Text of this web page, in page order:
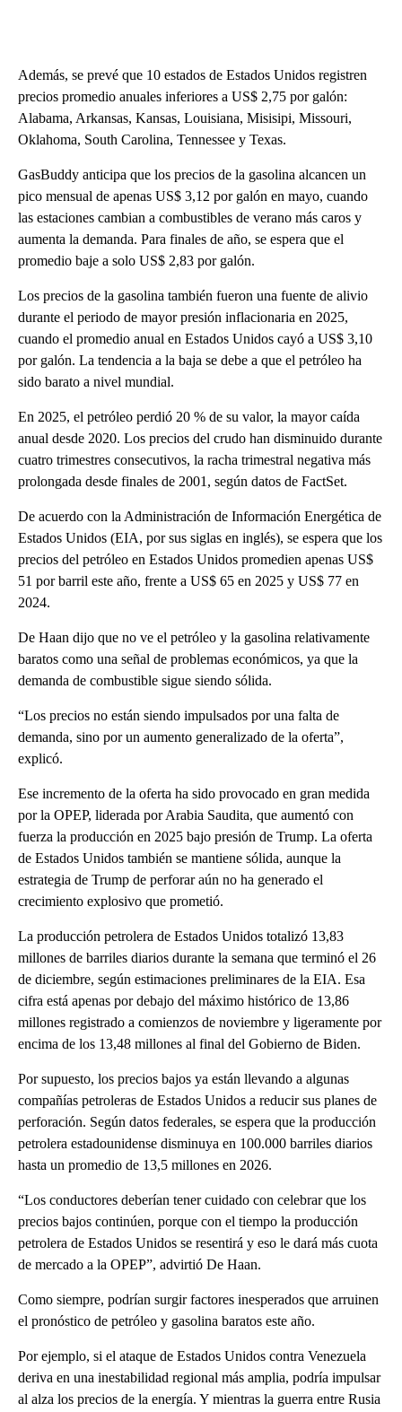
Además, se prevé que 10 estados de Estados Unidos registren
precios promedio anuales inferiores a US$ 2,75 por galón:
Alabama, Arkansas, Kansas, Louisiana, Misisipi, Missouri,
Oklahoma, South Carolina, Tennessee y Texas.
GasBuddy anticipa que los precios de la gasolina alcancen un
pico mensual de apenas US$ 3,12 por galón en mayo, cuando
las estaciones cambian a combustibles de verano más caros y
aumenta la demanda. Para finales de año, se espera que el
promedio baje a solo US$ 2,83 por galón.
Los precios de la gasolina también fueron una fuente de alivio
durante el periodo de mayor presión inflacionaria en 2025,
cuando el promedio anual en Estados Unidos cayó a US$ 3,10
por galón. La tendencia a la baja se debe a que el petróleo ha
sido barato a nivel mundial.
En 2025, el petróleo perdió 20 % de su valor, la mayor caída
anual desde 2020. Los precios del crudo han disminuido durante
cuatro trimestres consecutivos, la racha trimestral negativa más
prolongada desde finales de 2001, según datos de FactSet.
De acuerdo con la Administración de Información Energética de
Estados Unidos (EIA, por sus siglas en inglés), se espera que los
precios del petróleo en Estados Unidos promedien apenas US$
51 por barril este año, frente a US$ 65 en 2025 y US$ 77 en
2024.
De Haan dijo que no ve el petróleo y la gasolina relativamente
baratos como una señal de problemas económicos, ya que la
demanda de combustible sigue siendo sólida.
“Los precios no están siendo impulsados por una falta de
demanda, sino por un aumento generalizado de la oferta”,
explicó.
Ese incremento de la oferta ha sido provocado en gran medida
por la OPEP, liderada por Arabia Saudita, que aumentó con
fuerza la producción en 2025 bajo presión de Trump. La oferta
de Estados Unidos también se mantiene sólida, aunque la
estrategia de Trump de perforar aún no ha generado el
crecimiento explosivo que prometió.
La producción petrolera de Estados Unidos totalizó 13,83
millones de barriles diarios durante la semana que terminó el 26
de diciembre, según estimaciones preliminares de la EIA. Esa
cifra está apenas por debajo del máximo histórico de 13,86
millones registrado a comienzos de noviembre y ligeramente por
encima de los 13,48 millones al final del Gobierno de Biden.
Por supuesto, los precios bajos ya están llevando a algunas
compañías petroleras de Estados Unidos a reducir sus planes de
perforación. Según datos federales, se espera que la producción
petrolera estadounidense disminuya en 100.000 barriles diarios
hasta un promedio de 13,5 millones en 2026.
“Los conductores deberían tener cuidado con celebrar que los
precios bajos continúen, porque con el tiempo la producción
petrolera de Estados Unidos se resentirá y eso le dará más cuota
de mercado a la OPEP”, advirtió De Haan.
Como siempre, podrían surgir factores inesperados que arruinen
el pronóstico de petróleo y gasolina baratos este año.
Por ejemplo, si el ataque de Estados Unidos contra Venezuela
deriva en una inestabilidad regional más amplia, podría impulsar
al alza los precios de la energía. Y mientras la guerra entre Rusia